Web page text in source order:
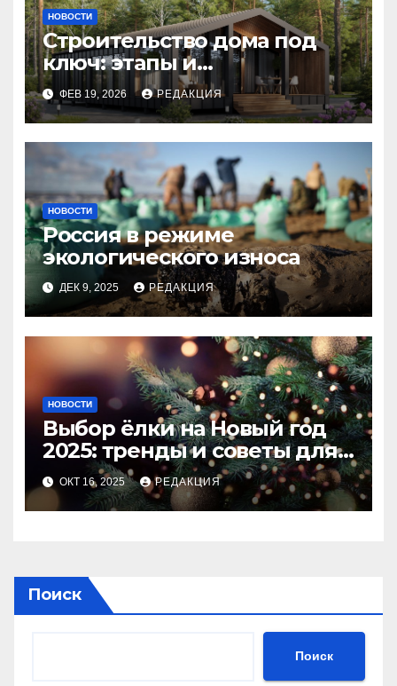
НОВОСТИ
Строительство дома под
ключ: этапы и
планирование бюджета
ФЕВ 19, 2026 РЕДАКЦИЯ
НОВОСТИ
Россия в режиме
экологического износа
ДЕК 9, 2025 РЕДАКЦИЯ
НОВОСТИ
Выбор ёлки на Новый год
2025: тренды и советы для
идеального праздника
ОКТ 16, 2025 РЕДАКЦИЯ
Поиск
Поиск